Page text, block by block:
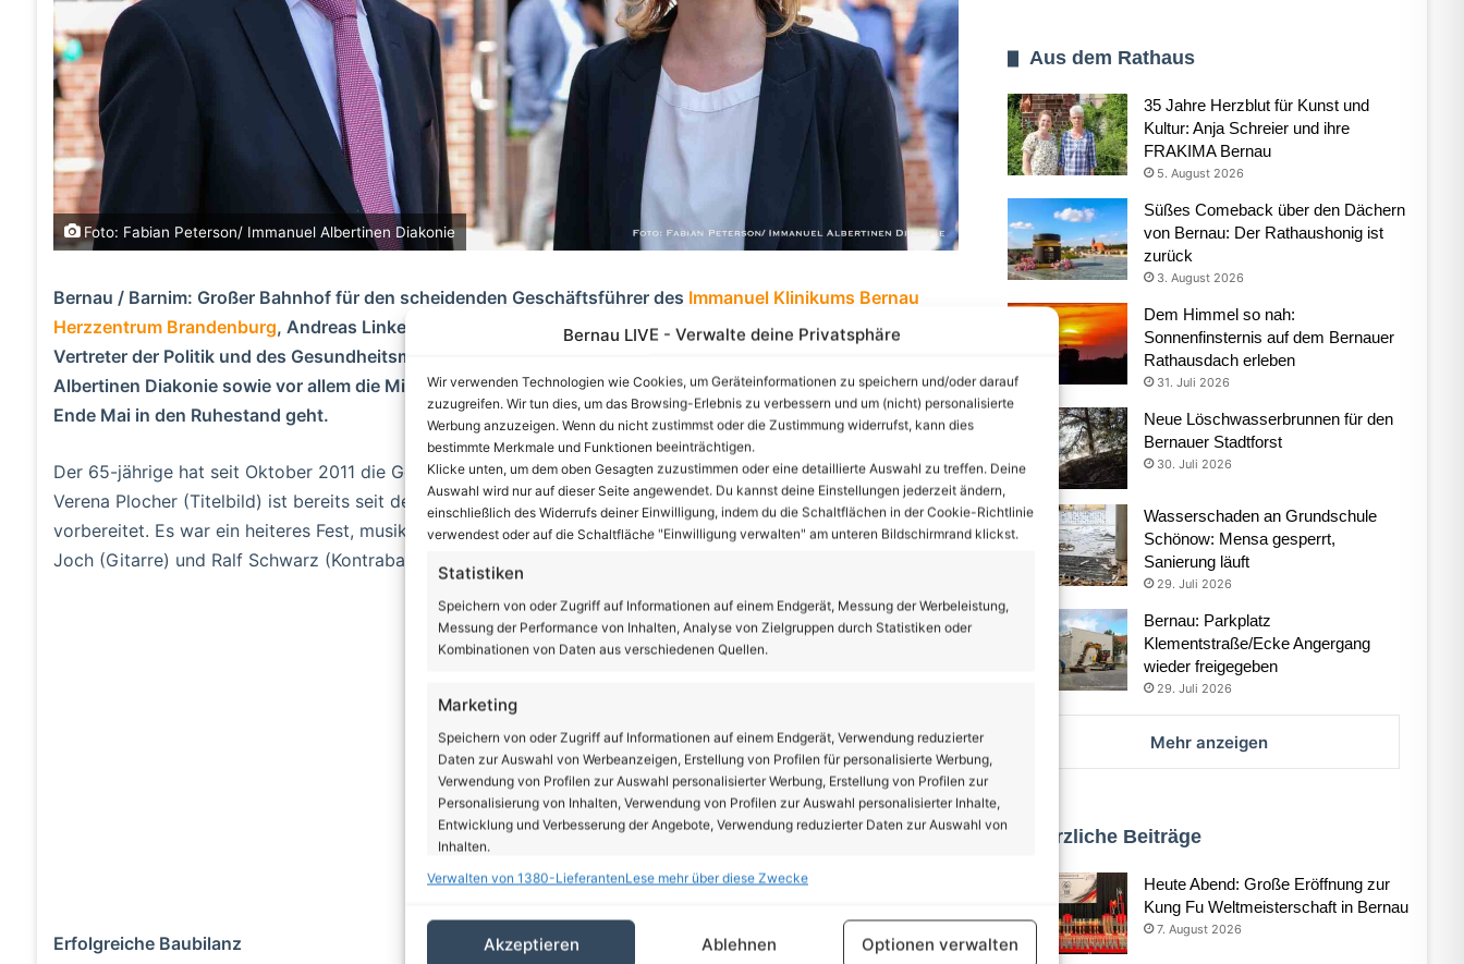
Bernau LIVE - Verwalte deine Privatsphäre
Wir verwenden Technologien wie Cookies, um Geräteinformationen zu speichern und/oder darauf
zuzugreifen. Wir tun dies, um das Browsing-Erlebnis zu verbessern und um (nicht) personalisierte
Werbung anzuzeigen. Wenn du nicht zustimmst oder die Zustimmung widerrufst, kann dies
bestimmte Merkmale und Funktionen beeinträchtigen.
Klicke unten, um dem oben Gesagten zuzustimmen oder eine detaillierte Auswahl zu treffen. Deine
Auswahl wird nur auf dieser Seite angewendet. Du kannst deine Einstellungen jederzeit ändern,
einschließlich des Widerrufs deiner Einwilligung, indem du die Schaltflächen in der Cookie-Richtlinie
verwendest oder auf die Schaltfläche "Einwilligung verwalten" am unteren Bildschirmrand klickst.
Statistiken
Speichern von oder Zugriff auf Informationen auf einem Endgerät, Messung der Werbeleistung,
Messung der Performance von Inhalten, Analyse von Zielgruppen durch Statistiken oder
Kombinationen von Daten aus verschiedenen Quellen.
Marketing
Speichern von oder Zugriff auf Informationen auf einem Endgerät, Verwendung reduzierter
Daten zur Auswahl von Werbeanzeigen, Erstellung von Profilen für personalisierte Werbung,
Verwendung von Profilen zur Auswahl personalisierter Werbung, Erstellung von Profilen zur
Personalisierung von Inhalten, Verwendung von Profilen zur Auswahl personalisierter Inhalte,
Entwicklung und Verbesserung der Angebote, Verwendung reduzierter Daten zur Auswahl von
Inhalten.
Abgleichung und Kombination von Daten aus unterschiedlichen Quellen,
Verknüpfung verschiedener Endgeräte, Identifikation von Endgeräten anhand
Verwalten von 1380-LieferantenLese mehr über diese Zwecke
Akzeptieren Ablehnen Optionen verwalten
Foto: Fabian Peterson/ Immanuel Albertinen Diakonie
Bernau / Barnim: Großer Bahnhof für den scheidenden Geschäftsführer des Immanuel Klinikums Bernau
Herzzentrum Brandenburg, Andreas Linke: Im Bernauer Ofenhaus verabschiedeten sich am Freitag (20. Mai)
Vertreter der Politik und des Gesundheitsministeriums, Weggefährtinnen und -gefährten aus der Immanuel
Albertinen Diakonie sowie vor allem die Mitarbeitenden im Klinikum von dem Krankenhausmanager, der
Ende Mai in den Ruhestand geht.
Der 65-jährige hat seit Oktober 2011 die Geschäfte im Bernauer Klinikum erfolgreich geführt. Nachfolgerin
Verena Plocher (Titelbild) ist bereits seit dem 1. Februar im Amt und übernimmt die Geschäfte bestens
vorbereitet. Es war ein heiteres Fest, musikalisch exzellent gestaltet von den Berliner Jazzmusikern Benedikt
Joch (Gitarre) und Ralf Schwarz (Kontrabass).
Anzeige
Erfolgreiche Baubilanz
Aus dem Rathaus
35 Jahre Herzblut für Kunst und
Kultur: Anja Schreier und ihre
FRAKIMA Bernau
5. August 2026
Süßes Comeback über den Dächern
von Bernau: Der Rathaushonig ist
zurück
3. August 2026
Dem Himmel so nah:
Sonnenfinsternis auf dem Bernauer
Rathausdach erleben
31. Juli 2026
Neue Löschwasserbrunnen für den
Bernauer Stadtforst
30. Juli 2026
Wasserschaden an Grundschule
Schönow: Mensa gesperrt,
Sanierung läuft
29. Juli 2026
Bernau: Parkplatz
Klementstraße/Ecke Angergang
wieder freigegeben
29. Juli 2026
Mehr anzeigen
Kürzliche Beiträge
Heute Abend: Große Eröffnung zur
Kung Fu Weltmeisterschaft in Bernau
7. August 2026